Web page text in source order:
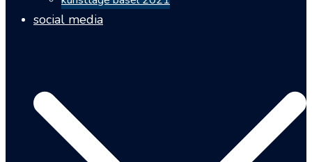
social media